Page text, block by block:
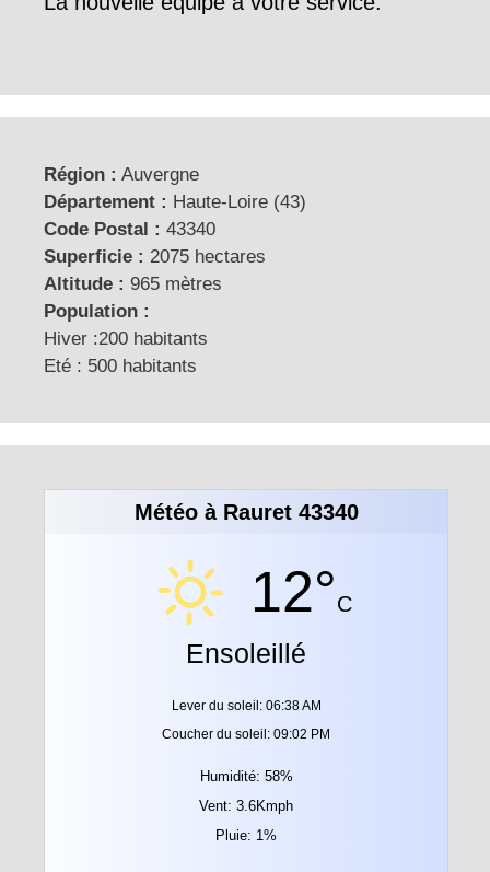
Région : Auvergne
Département : Haute-Loire (43)
Code Postal : 43340
Superficie : 2075 hectares
Altitude : 965 mètres
Population :
Hiver :200 habitants
Eté : 500 habitants
Météo à Rauret 43340
12°C
Ensoleillé
Lever du soleil: 06:38 AM
Coucher du soleil: 09:02 PM
Humidité: 58%
Vent: 3.6Kmph
Pluie: 1%